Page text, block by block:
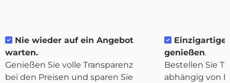
Quicargo
Nie wieder auf ein Angebot
warten.
Genießen Sie volle Transparenz
bei den Preisen und sparen Sie
genießen.
Bestellen Sie
abhängig von